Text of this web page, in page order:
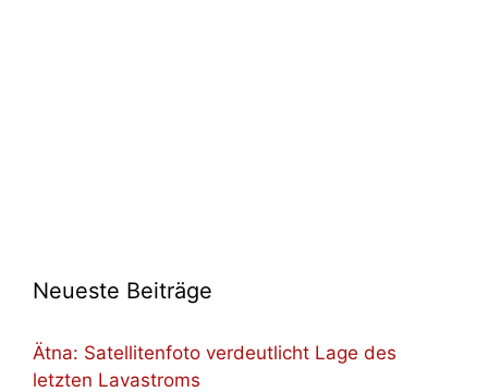
Neueste Beiträge
Ätna: Satellitenfoto verdeutlicht Lage des
letzten Lavastroms